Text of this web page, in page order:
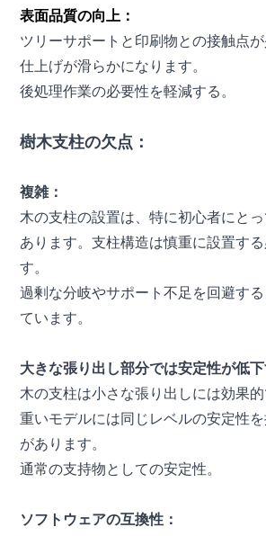
表面品質の向上：
ツリーサポートと印刷物との接触点
仕上げが滑らかになります。
後処理作業の必要性を軽減する。
樹木支柱の欠点：
複雑：
木の支柱の設置は、特に初心者にと
あります。支柱構造は慎重に設置す
す。
過剰な分岐やサポート不足を回避す
ています。
大きな張り出し部分では安定性が低下
木の支柱は小さな張り出しには効果
重いモデルには同じレベルの安定性
があります。
通常の支持物としての安定性。
ソフトウェアの互換性：